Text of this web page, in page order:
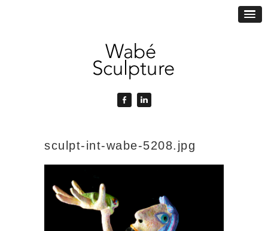
sculpt-int-wabe-5208.jpg